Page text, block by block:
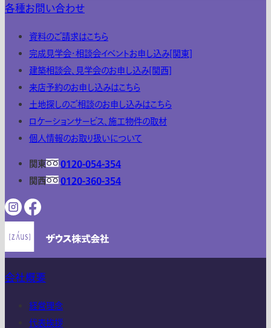
各種お問い合わせ
資料のご請求はこちら
完成見学会・相談会イベントお申し込み[関東]
建築相談会、見学会のお申し込み[関西]
来店予約のお申し込みはこちら
土地探しのご相談のお申し込みはこちら
ロケーションサービス、施工物件の取材
個人情報のお取り扱いについて
関東
0120-054-354
関西
0120-360-354
会社概要
経営理念
代表挨拶